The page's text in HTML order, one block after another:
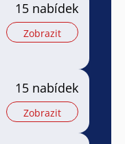
15 nabídek
Zobrazit
15 nabídek
Zobrazit